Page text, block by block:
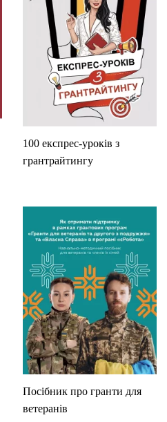
100 експрес-уроків з
грантрайтингу
Посібник про гранти для
ветеранів